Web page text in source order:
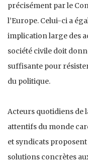
précisément par le
l’Europe. Celui-ci a
implication large des
société civile doit
suffisante pour
du politique.
Acteurs quotidiens de
attentifs du monde
et syndicats
solutions concrètes